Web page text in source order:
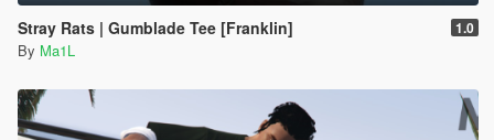
Stray Rats | Gumblade Tee [Franklin] 1.0
By Ma1L